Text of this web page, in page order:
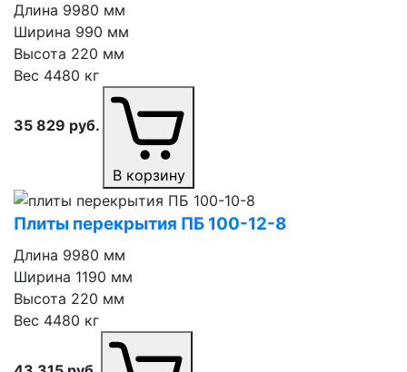
Длина 9980 мм
Ширина 990 мм
Высота 220 мм
Вес 4480 кг
35 829 руб.
В корзину
Плиты перекрытия ПБ 100⁠-⁠12⁠-⁠8
Длина 9980 мм
Ширина 1190 мм
Высота 220 мм
Вес 4480 кг